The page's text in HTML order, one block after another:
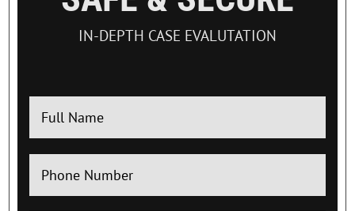
IN-DEPTH CASE EVALUTATION